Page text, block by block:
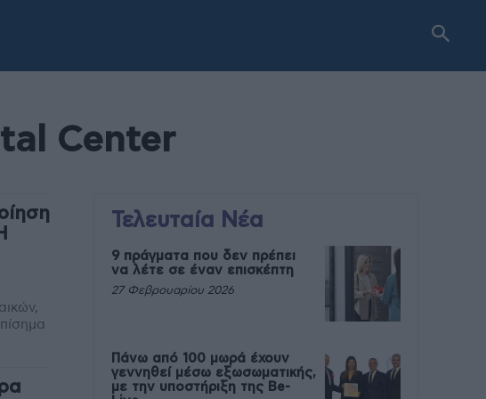
Center
Τελευταία Νέα
9 πράγματα που δεν πρέπει
να λέτε σε έναν επισκέπτη
27 Φεβρουαρίου 2026
Πάνω από 100 μωρά έχουν
γεννηθεί μέσω εξωσωματικής,
με την υποστήριξη της Be-